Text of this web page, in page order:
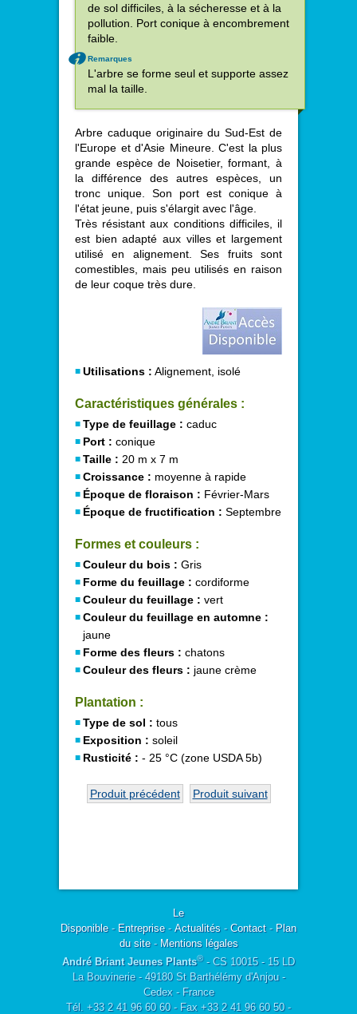
de sol difficiles, à la sécheresse et à la
pollution. Port conique à encombrement
faible.
Remarques
L'arbre se forme seul et supporte assez
mal la taille.
Arbre caduque originaire du Sud-Est de
l'Europe et d'Asie Mineure. C'est la plus
grande espèce de Noisetier, formant, à
la différence des autres espèces, un
tronc unique. Son port est conique à
l'état jeune, puis s'élargit avec l'âge.
Très résistant aux conditions difficiles, il
est bien adapté aux villes et largement
utilisé en alignement. Ses fruits sont
comestibles, mais peu utilisés en raison
de leur coque très dure.
Utilisations : Alignement, isolé
Caractéristiques générales :
Type de feuillage : caduc
Port : conique
Taille : 20 m x 7 m
Croissance : moyenne à rapide
Époque de floraison : Février-Mars
Époque de fructification : Septembre
Formes et couleurs :
Couleur du bois : Gris
Forme du feuillage : cordiforme
Couleur du feuillage : vert
Couleur du feuillage en automne :
jaune
Forme des fleurs : chatons
Couleur des fleurs : jaune crème
Plantation :
Type de sol : tous
Exposition : soleil
Rusticité : - 25 °C (zone USDA 5b)
Produit précédent Produit suivant
Le
Disponible- Entreprise- Actualités - Contact- Plan
du site- Mentions légales
André Briant Jeunes Plants®- CS 10015 - 15 LD
La Bouvinerie - 49180 St Barthélémy d'Anjou -
Cedex - France
Tél. +33 2 41 96 60 60 - Fax +33 2 41 96 60 50 -